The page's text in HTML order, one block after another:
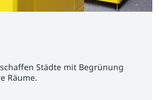
Städte mit Begrünung
Räume.